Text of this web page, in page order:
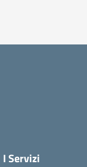
I Servizi